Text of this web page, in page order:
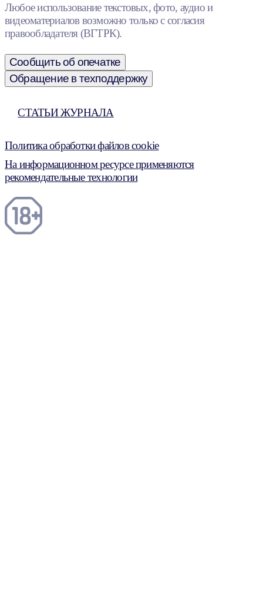
Любое использование текстовых, фото, аудио и
видеоматериалов возможно только с согласия
правообладателя (ВГТРК).
Сообщить об опечатке
Обращение в техподдержку
СТАТЬИ ЖУРНАЛА
Политика обработки файлов cookie
На информационном ресурсе применяются
рекомендательные технологии